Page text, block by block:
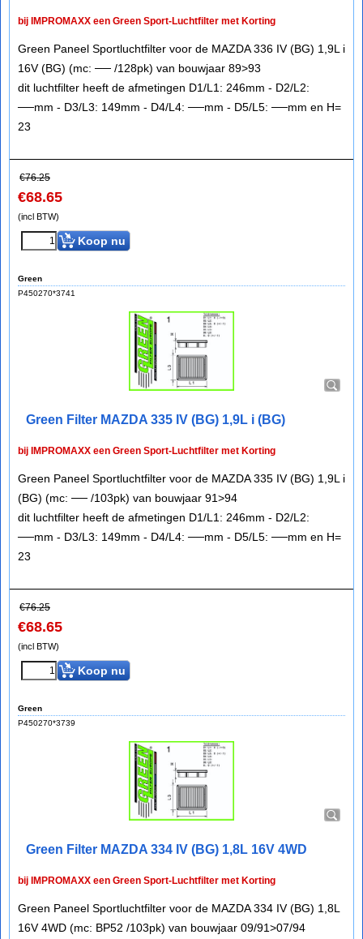
bij IMPROMAXX een Green Sport-Luchtfilter met Korting
Green Paneel Sportluchtfilter voor de MAZDA 336 IV (BG) 1,9L i
16V (BG) (mc: ── /128pk) van bouwjaar 89>93
dit luchtfilter heeft de afmetingen D1/L1: 246mm - D2/L2:
──mm - D3/L3: 149mm - D4/L4: ──mm - D5/L5: ──mm en H=
23
€76.25
€68.65
(incl BTW)
Koop nu
Green
P450270*3741
Green Filter MAZDA 335 IV (BG) 1,9L i (BG)
bij IMPROMAXX een Green Sport-Luchtfilter met Korting
Green Paneel Sportluchtfilter voor de MAZDA 335 IV (BG) 1,9L i
(BG) (mc: ── /103pk) van bouwjaar 91>94
dit luchtfilter heeft de afmetingen D1/L1: 246mm - D2/L2:
──mm - D3/L3: 149mm - D4/L4: ──mm - D5/L5: ──mm en H=
23
€76.25
€68.65
(incl BTW)
Koop nu
Green
P450270*3739
Green Filter MAZDA 334 IV (BG) 1,8L 16V 4WD
bij IMPROMAXX een Green Sport-Luchtfilter met Korting
Green Paneel Sportluchtfilter voor de MAZDA 334 IV (BG) 1,8L
16V 4WD (mc: BP52 /103pk) van bouwjaar 09/91>07/94